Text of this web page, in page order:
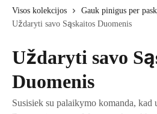
Visos kolekcijos
Gauk pinigus per
Uždaryti savo Sąskaitos Duomenis
Uždaryti savo
Duomenis
Susisiek su palaikymo komanda, kad